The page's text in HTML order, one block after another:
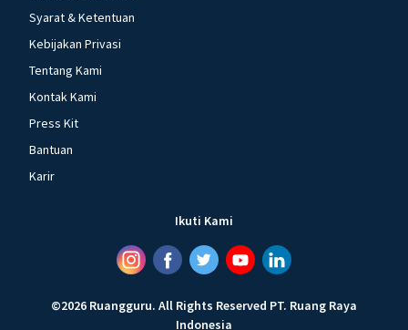
Syarat & Ketentuan
Kebijakan Privasi
Tentang Kami
Kontak Kami
Press Kit
Bantuan
Karir
Ikuti Kami
©2026 Ruangguru. All Rights Reserved PT. Ruang Raya
Indonesia